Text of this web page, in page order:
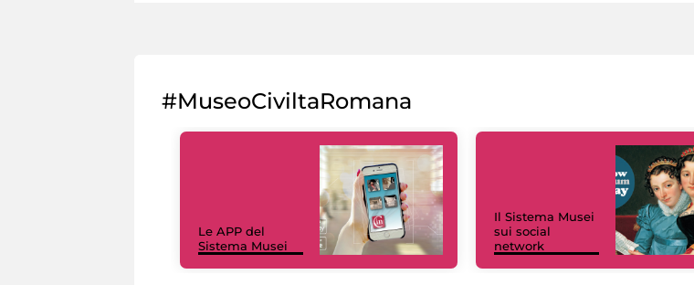
#MuseoCiviltaRomana
Le APP del
Sistema Musei
Il Sistema Musei
sui social
network